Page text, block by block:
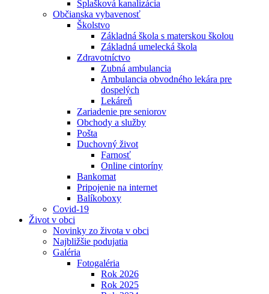
Splašková kanalizácia
Občianska vybavenosť
Školstvo
Základná škola s materskou školou
Základná umelecká škola
Zdravotníctvo
Zubná ambulancia
Ambulancia obvodného lekára pre
dospelých
Lekáreň
Zariadenie pre seniorov
Obchody a služby
Pošta
Duchovný život
Farnosť
Online cintoríny
Bankomat
Pripojenie na internet
Balíkoboxy
Covid-19
Život v obci
Novinky zo života v obci
Najbližšie podujatia
Galéria
Fotogaléria
Rok 2026
Rok 2025